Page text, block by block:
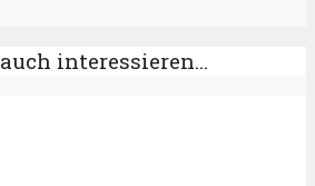
interessieren...